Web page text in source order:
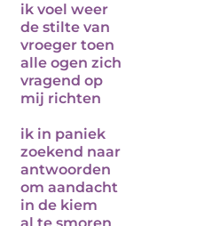
ik voel weer
de stilte van
vroeger toen
alle ogen zich
vragend op
mij richten
ik in paniek
zoekend naar
antwoorden
om aandacht
in de kiem